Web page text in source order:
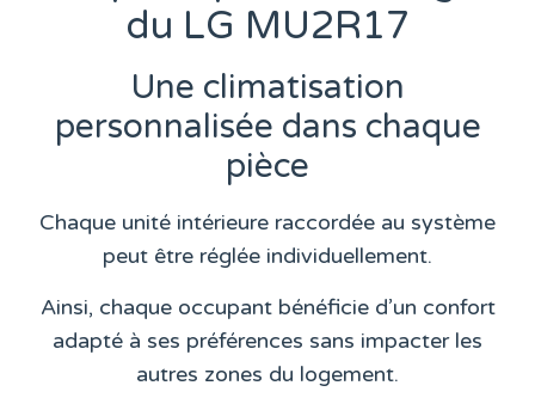
du LG MU2R17
Une climatisation
personnalisée dans chaque
pièce
Chaque unité intérieure raccordée au système
peut être réglée individuellement.
Ainsi, chaque occupant bénéficie d’un confort
adapté à ses préférences sans impacter les
autres zones du logement.